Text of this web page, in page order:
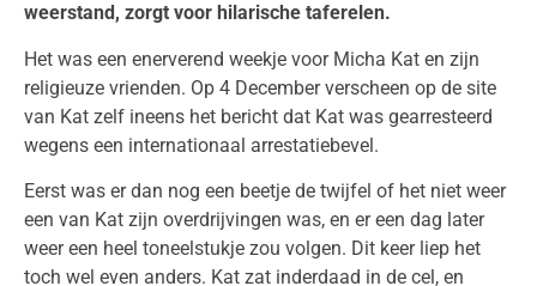
weerstand, zorgt voor hilarische taferelen.
Het was een enerverend weekje voor Micha Kat en zijn
religieuze vrienden. Op 4 December verscheen op de site
van Kat zelf ineens het bericht dat Kat was gearresteerd
wegens een internationaal arrestatiebevel.
Eerst was er dan nog een beetje de twijfel of het niet weer
een van Kat zijn overdrijvingen was, en er een dag later
weer een heel toneelstukje zou volgen. Dit keer liep het
toch wel even anders. Kat zat inderdaad in de cel, en